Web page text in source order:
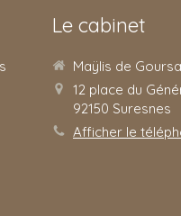
Le cabinet
Maÿlis de
12 place du
92150 Suresnes
Afficher le